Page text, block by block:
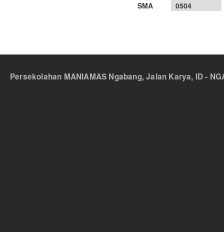
SMA
0504
Persekolahan MANIAMAS Ngabang, Jalan Karya, ID -